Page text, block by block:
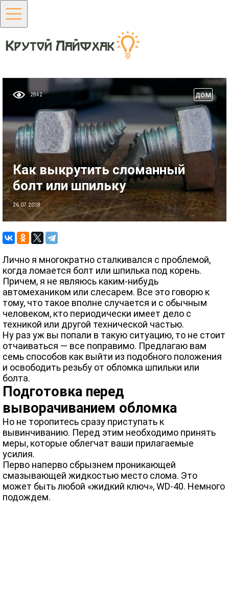
2842 дом
Как выкрутить сломанный
болт или шпильку
26.07.2018
Лично я многократно сталкивался с проблемой,
когда ломается болт или шпилька под корень.
Причем, я не являюсь каким-нибудь
автомехаником или слесарем. Все это говорю к
тому, что такое вполне случается и с обычным
человеком, кто периодически имеет дело с
техникой или другой технической частью.
Ну раз уж вы попали в такую ситуацию, то не стоит
отчаиваться — все поправимо. Предлагаю вам
семь способов как выйти из подобного положения
и освободить резьбу от обломка шпильки или
болта.
Подготовка перед
выворачиванием обломка
Но не торопитесь сразу приступать к
вывинчиванию. Перед этим необходимо принять
меры, которые облегчат ваши прилагаемые
усилия.
Перво наперво сбрызнем проникающей
смазывающей жидкостью место слома. Это
может быть любой «жидкий ключ», WD-40. Немного
подождем.